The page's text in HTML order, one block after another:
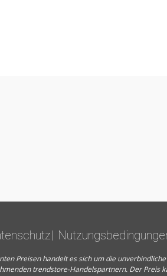
Preisen handelt es sich um die
trendstore-Handelspartnern. Der